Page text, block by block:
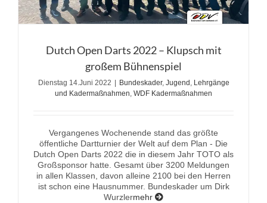
Dutch Open Darts 2022 – Klupsch mit
großem Bühnenspiel
Dienstag 14.Juni 2022 Bundeskader, Jugend , Lehrgänge
und Kadermaßnahmen, WDF Kadermaßnahmen
Vergangenes Wochenende stand das größte
öffentliche Dartturnier der Welt auf dem Plan - Die
Dutch Open Darts 2022 die in diesem Jahr TOTO als
Großsponsor hatte. Gesamt über 3200 Meldungen
in allen Klassen, davon alleine 2100 bei den Herren
ist schon eine Hausnummer. Bundeskader um Dirk
Wurzlermehr